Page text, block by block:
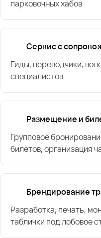
парковочных хабов
Сервис с
Гиды, переводчики,
специалистов
Размещение и
Групповое
билетов, организация
Брендирование
Разработка, печать,
таблички под лобовое